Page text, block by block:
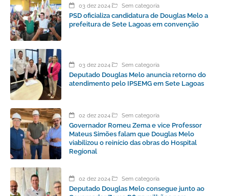
03 dez 2024 Sem categoria
PSD oficializa candidatura de Douglas Melo a
prefeitura de Sete Lagoas em convenção
03 dez 2024 Sem categoria
Deputado Douglas Melo anuncia retorno do
atendimento pelo IPSEMG em Sete Lagoas
02 dez 2024 Sem categoria
Governador Romeu Zema e vice Professor
Mateus Simões falam que Douglas Melo
viabilizou o reinício das obras do Hospital
Regional
02 dez 2024 Sem categoria
Deputado Douglas Melo consegue junto ao